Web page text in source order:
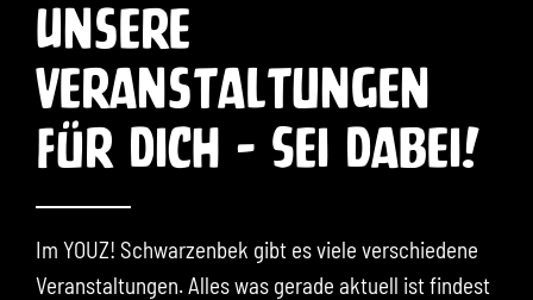
Unsere
Veranstaltungen
Für Dich – Sei Dabei!
Im YOUZ! Schwarzenbek gibt es viele verschiedene
Veranstaltungen. Alles was gerade aktuell ist findest